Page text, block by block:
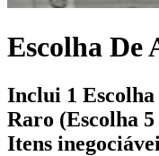
Escolha De
Inclui 1
Raro (Escolha
Itens